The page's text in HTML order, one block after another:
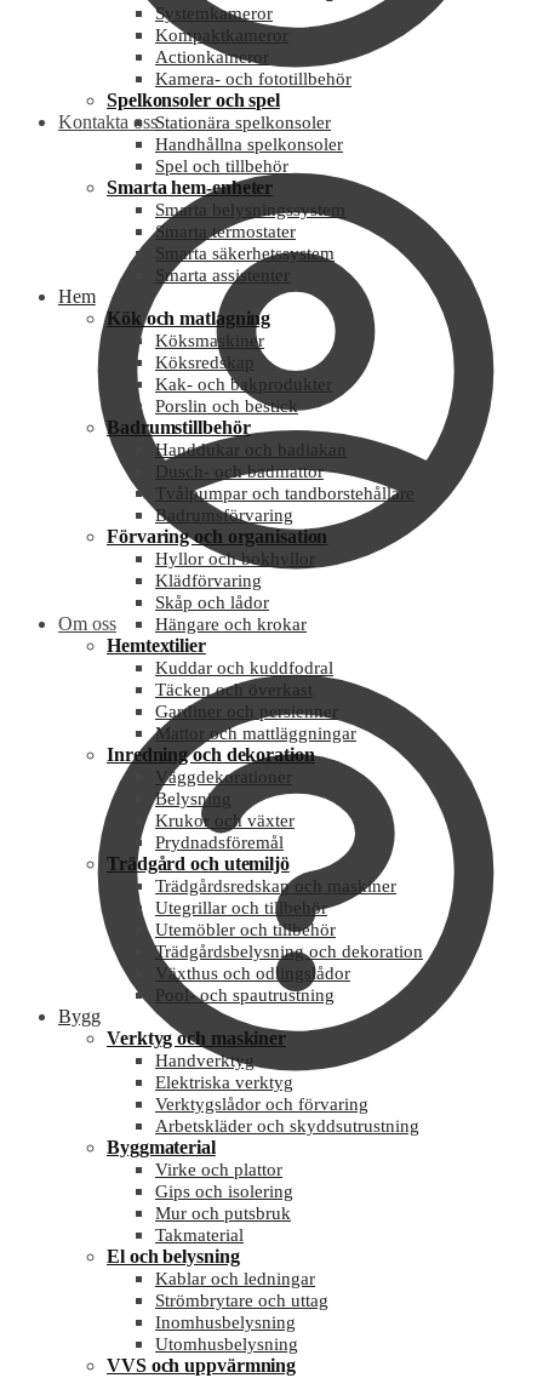
Kontakta oss
Om oss
Systemkameror
Kompaktkameror
Actionkameror
Kamera- och fototillbehör
Spelkonsoler och spel
Stationära spelkonsoler
Handhållna spelkonsoler
Spel och tillbehör
Smarta hem-enheter
Smarta belysningssystem
Smarta termostater
Smarta säkerhetssystem
Smarta assistenter
Hem
Kök och matlagning
Köksmaskiner
Köksredskap
Kak- och bakprodukter
Porslin och bestick
Badrumstillbehör
Handdukar och badlakan
Dusch- och badmattor
Tvålpumpar och tandborstehållare
Badrumsförvaring
Förvaring och organisation
Hyllor och bokhyllor
Klädförvaring
Skåp och lådor
Hängare och krokar
Hemtextilier
Kuddar och kuddfodral
Täcken och överkast
Gardiner och persienner
Mattor och mattläggningar
Inredning och dekoration
Väggdekorationer
Belysning
Krukor och växter
Prydnadsföremål
Trädgård och utemiljö
Trädgårdsredskap och maskiner
Utegrillar och tillbehör
Utemöbler och tillbehör
Trädgårdsbelysning och dekoration
Växthus och odlingslådor
Pool- och spautrustning
Bygg
Verktyg och maskiner
Handverktyg
Elektriska verktyg
Verktygslådor och förvaring
Arbetskläder och skyddsutrustning
Byggmaterial
Virke och plattor
Gips och isolering
Mur och putsbruk
Takmaterial
El och belysning
Kablar och ledningar
Strömbrytare och uttag
Inomhusbelysning
Utomhusbelysning
VVS och uppvärmning